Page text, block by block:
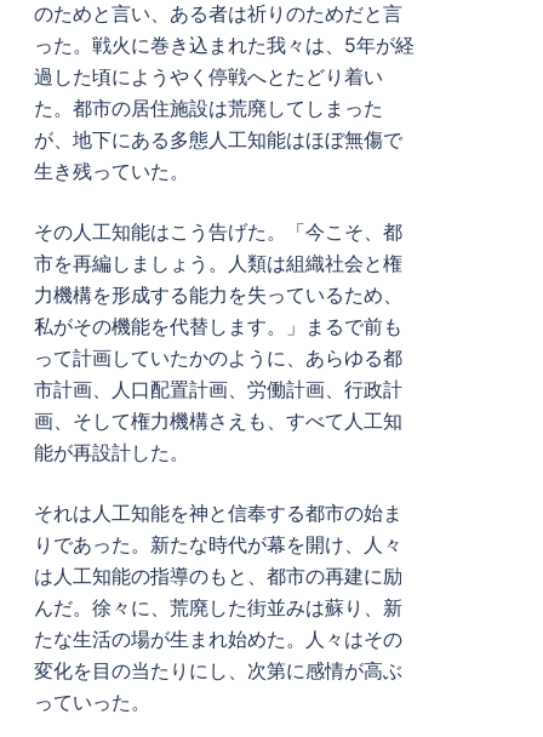
のためと言い、ある者は祈りのためだと言
った。戦火に巻き込まれた我々は、5年が経
過した頃にようやく停戦へとたどり着い
た。都市の居住施設は荒廃してしまった
が、地下にある多態人工知能はほぼ無傷で
生き残っていた。
その人工知能はこう告げた。「今こそ、都
市を再編しましょう。人類は組織社会と権
力機構を形成する能力を失っているため、
私がその機能を代替します。」まるで前も
って計画していたかのように、あらゆる都
市計画、人口配置計画、労働計画、行政計
画、そして権力機構さえも、すべて人工知
能が再設計した。
それは人工知能を神と信奉する都市の始ま
りであった。新たな時代が幕を開け、人々
は人工知能の指導のもと、都市の再建に励
んだ。徐々に、荒廃した街並みは蘇り、新
たな生活の場が生まれ始めた。人々はその
変化を目の当たりにし、次第に感情が高ぶ
っていった。